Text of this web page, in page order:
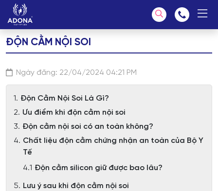
Chúng tôi có thể giúp bạn tìm kiếm?
ĐỘN CẰM NỘI SOI
Ngày đăng: 22/04/2024 04:21 PM
Độn Cằm Nội Soi Là Gì?
Ưu điểm khi độn cằm nội soi
Độn cằm nội soi có an toàn không?
Chất liệu độn cằm chứng nhận an toàn của Bộ Y
Tế
Độn cằm silicon giữ được bao lâu?
Lưu ý sau khi độn cằm nội soi